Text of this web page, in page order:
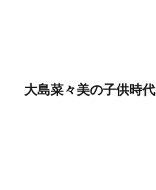
大島菜々美の子供時代